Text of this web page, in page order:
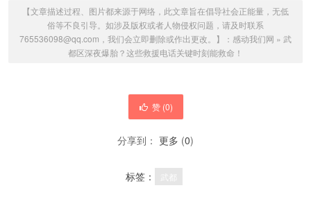
【文章描述过程、图片都来源于网络，此文章旨在倡导社会正能量，无低
俗等不良引导。如涉及版权或者人物侵权问题，请及时联系
765536098@qq.com，我们会立即删除或作出更改。】： 感动我们网 » 武
都区深夜爆胎？这些救援电话关键时刻能救命！
赞 (0)
分享到： 更多 (0)
标签： 武都